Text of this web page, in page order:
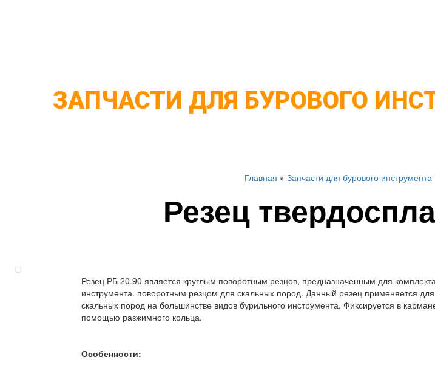
ЗАПЧАСТИ ДЛЯ БУРОВОГО
Главная » Запчасти для бурового инструмента
Резец
Резец РБ 20.90 является круглым поворотным резцов, предназначенным для
инструмента. поворотным резцом для скальных пород. Данный резец применяется
скальных пород на большинстве видов бурильного инструмента. Фиксируется в
помощью разжимного кольца.
Особенности: